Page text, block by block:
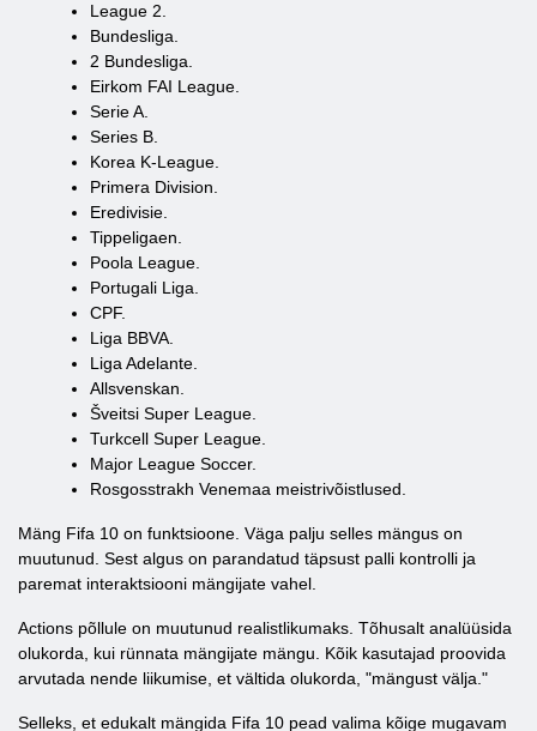
League 2.
Bundesliga.
2 Bundesliga.
Eirkom FAI League.
Serie A.
Series B.
Korea K-League.
Primera Division.
Eredivisie.
Tippeligaen.
Poola League.
Portugali Liga.
CPF.
Liga BBVA.
Liga Adelante.
Allsvenskan.
Šveitsi Super League.
Turkcell Super League.
Major League Soccer.
Rosgosstrakh Venemaa meistrivõistlused.
Mäng Fifa 10 on funktsioone. Väga palju selles mängus on
muutunud. Sest algus on parandatud täpsust palli kontrolli ja
paremat interaktsiooni mängijate vahel.
Actions põllule on muutunud realistlikumaks. Tõhusalt analüüsida
olukorda, kui rünnata mängijate mängu. Kõik kasutajad proovida
arvutada nende liikumise, et vältida olukorda, "mängust välja."
Selleks, et edukalt mängida Fifa 10 pead valima kõige mugavam